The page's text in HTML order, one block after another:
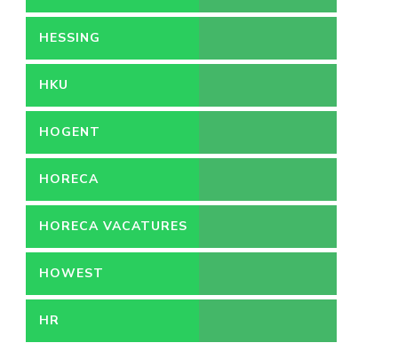
HESSING
HKU
HOGENT
HORECA
HORECA VACATURES
HOWEST
HR